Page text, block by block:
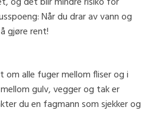
Når du drar av vann og
gjøre rent!
om alle fuger mellom fliser og i
gulv, vegger og tak er
du en fagmann som sjekker og